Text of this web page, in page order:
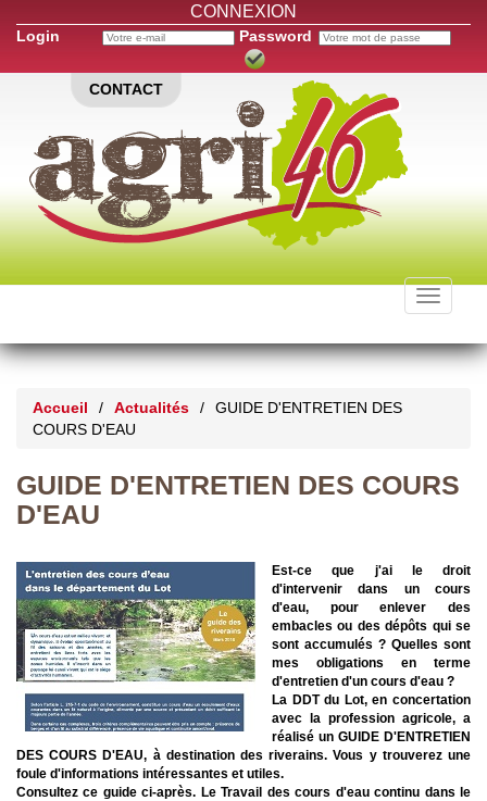
CONNEXION
Login Password
CONTACT
Toggle
Accueil / Actualités /
GUIDE D'ENTRETIEN DES
COURS D'EAU
GUIDE D'ENTRETIEN DES COURS
D'EAU
Est-ce que j'ai le droit
d'intervenir dans un cours
d'eau, pour enlever des
embacles ou des dépôts qui se
sont accumulés ? Quelles sont
mes obligations en terme
d'entretien d'un cours d'eau ?
La DDT du Lot, en concertation
avec la profession agricole, a
réalisé un GUIDE D'ENTRETIEN
DES COURS D'EAU, à destination des riverains. Vous y trouverez une
foule d'informations intéressantes et utiles.
Consultez ce guide ci-après. Le Travail des cours d'eau continu dans le